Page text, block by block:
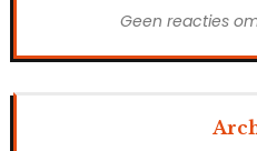
Geen reacties